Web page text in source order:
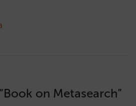
on Metasearch”